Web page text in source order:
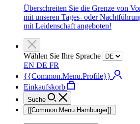
Überschreiten Sie die Grenze von
mit unseren Tages- oder
mit Leidenschaft angeboten!
Wählen Sie Ihre Sprache
EN DE FR
{{Common.Menu.Profile}}
Einkaufskorb
Suche
{{Common.Menu.Hamburger}}